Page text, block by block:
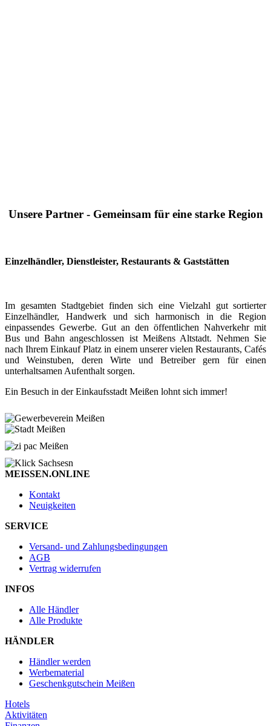
Unsere Partner - Gemeinsam für eine starke Region
Einzelhändler, Dienstleister, Restaurants & Gaststätten
Im gesamten Stadtgebiet finden sich eine Vielzahl gut sortierter
Einzelhändler, Handwerk und sich harmonisch in die Region
einpassendes Gewerbe. Gut an den öffentlichen Nahverkehr mit
Bus und Bahn angeschlossen ist Meißens Altstadt. Nehmen Sie
nach Ihrem Einkauf Platz in einem unserer vielen Restaurants, Cafés
und Weinstuben, deren Wirte und Betreiber gern für einen
unterhaltsamen Aufenthalt sorgen.
Ein Besuch in der Einkaufsstadt Meißen lohnt sich immer!
MEISSEN.ONLINE
Kontakt
Neuigkeiten
SERVICE
Versand- und Zahlungsbedingungen
AGB
Vertrag widerrufen
INFOS
Alle Händler
Alle Produkte
HÄNDLER
Händler werden
Werbematerial
Geschenkgutschein Meißen
Hotels
Aktivitäten